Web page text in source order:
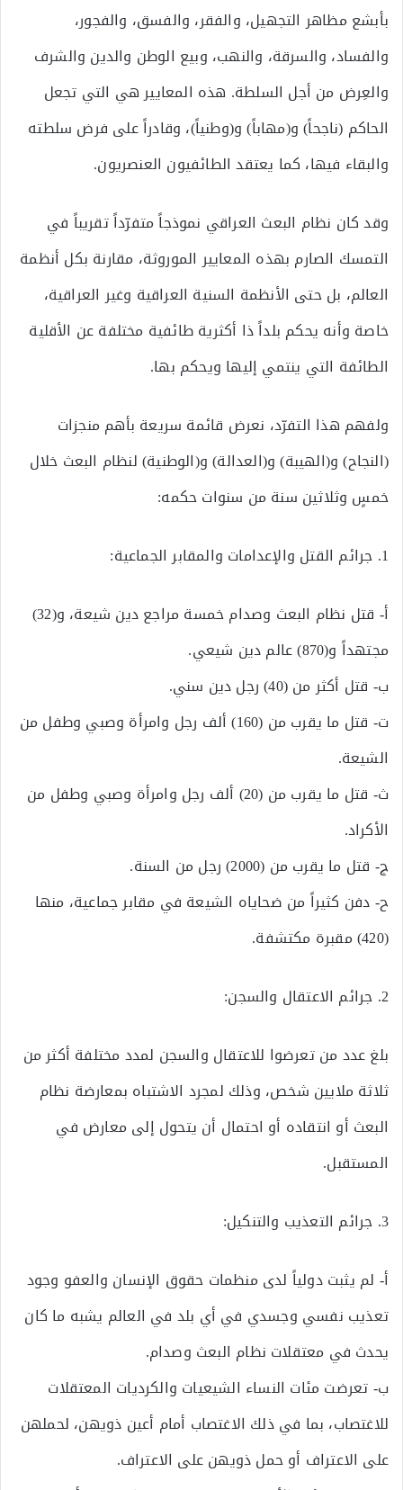
بأبشع مظاهر التجهيل، والفقر، والفسق، والفجور،
والفساد، والسرقة، والنهب، وبيع الوطن والدين والشرف
والعِرض من أجل السلطة. هذه المعايير هي التي تجعل
الحاكم (ناجحاً) و(مهاباً) و(وطنياً)، وقادراً على فرض سلطته
والبقاء فيها، كما يعتقد الطائفيون العنصريون.
وقد كان نظام البعث العراقي نموذجاً متفرّداً تقريباً في
التمسك الصارم بهذه المعايير الموروثة، مقارنة بكل أنظمة
العالم، بل حتى الأنظمة السنية العراقية وغير العراقية،
خاصة وأنه يحكم بلداً ذا أكثرية طائفية مختلفة عن الأقلية
الطائفة التي ينتمي إليها ويحكم بها.
ولفهم هذا التفرّد، نعرض قائمة سريعة بأهم منجزات
(النجاح) و(الهيبة) و(العدالة) و(الوطنية) لنظام البعث خلال
خمسٍ وثلاثين سنة من سنوات حكمه:
1. جرائم القتل والإعدامات والمقابر الجماعية:
أ‌- قتل نظام البعث وصدام خمسة مراجع دين شيعة، و(32)
مجتهداً و(870) عالم دين شيعي.
ب‌- قتل أكثر من (40) رجل دين سني.
ت‌- قتل ما يقرب من (160) ألف رجل وامرأة وصبي وطفل من
الشيعة.
ث‌- قتل ما يقرب من (20) ألف رجل وامرأة وصبي وطفل من
الأكراد.
ج‌- قتل ما يقرب من (2000) رجل من السنة.
ح‌- دفن كثيراً من ضحاياه الشيعة في مقابر جماعية، منها
(420) مقبرة مكتشفة.
2. جرائم الاعتقال والسجن:
بلغ عدد من تعرضوا للاعتقال والسجن لمدد مختلفة أكثر من
ثلاثة ملايين شخص، وذلك لمجرد الاشتباه بمعارضة نظام
البعث أو انتقاده أو احتمال أن يتحول إلى معارض في
المستقبل.
3. جرائم التعذيب والتنكيل:
أ‌- لم يثبت دولياً لدى منظمات حقوق الإنسان والعفو وجود
تعذيب نفسي وجسدي في أي بلد في العالم يشبه ما كان
يحدث في معتقلات نظام البعث وصدام.
ب‌- تعرضت مئات النساء الشيعيات والكرديات المعتقلات
للاغتصاب، بما في ذلك الاغتصاب أمام أعين ذويهن، لحملهن
على الاعتراف أو حمل ذويهن على الاعتراف.